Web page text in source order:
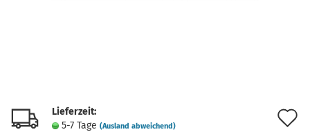
Lieferzeit:
5-7 Tage (Ausland abweichend)